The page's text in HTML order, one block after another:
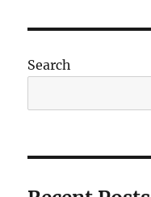
Search